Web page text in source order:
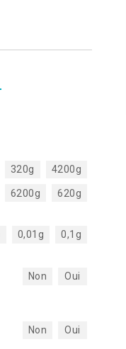
320g 4200g
6200g 620g
0,01g 0,1g
Non Oui
Non Oui